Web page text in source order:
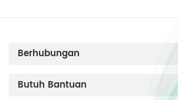
Berhubungan
Butuh Bantuan